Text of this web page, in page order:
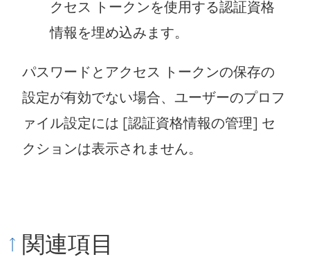
クセス トークンを使用する認証資格
情報を埋め込みます。
パスワードとアクセス トークンの保存の
設定が有効でない場合、ユーザーのプロフ
ァイル設定には [認証資格情報の管理] セ
クションは表示されません。
関連項目